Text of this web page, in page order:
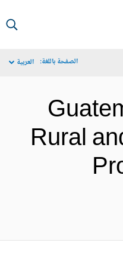
الصفحة باللغة: العربية
Rural